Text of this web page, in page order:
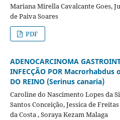
Mariana Mirella Cavalcante Goes,
de Paiva Soares
PDF
ADENOCARCINOMA
INFECÇÃO POR
DO REINO (Serinus canaria)
Caroline do Nascimento Lopes da
Santos Conceição, Jessica de
da Costa , Soraya Kezam Malaga